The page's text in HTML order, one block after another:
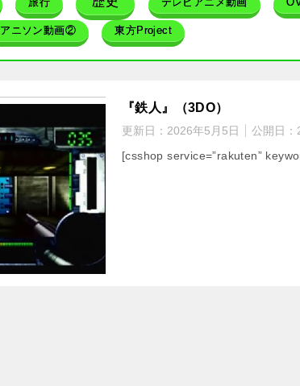
アニソン動画② 東方Project
『鉄人』（3DO）
更新日： 2026年5月5日 公開日：
[csshop service=”rakuten”